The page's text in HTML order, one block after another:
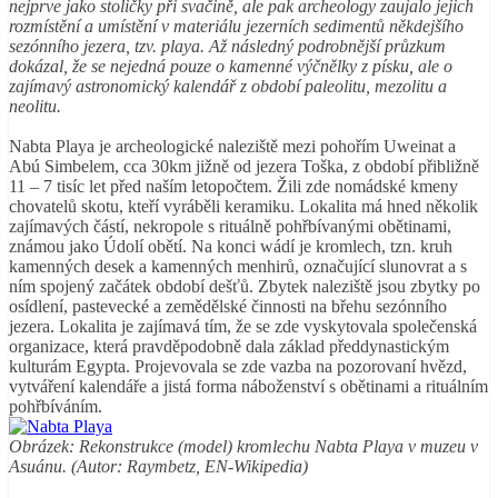
nejprve jako stoličky při svačině, ale pak archeology zaujalo jejich
rozmístění a umístění v materiálu jezerních sedimentů někdejšího
sezónního jezera, tzv. playa. Až následný podrobnější průzkum
dokázal, že se nejedná pouze o kamenné výčnělky z písku, ale o
zajímavý astronomický kalendář z období paleolitu, mezolitu a
neolitu.
Nabta Playa je archeologické naleziště mezi pohořím Uweinat a
Abú Simbelem, cca 30km jižně od jezera Toška, z období přibližně
11 – 7 tisíc let před naším letopočtem. Žili zde nomádské kmeny
chovatelů skotu, kteří vyráběli keramiku. Lokalita má hned několik
zajímavých částí, nekropole s rituálně pohřbívanými obětinami,
známou jako Údolí obětí. Na konci wádí je kromlech, tzn. kruh
kamenných desek a kamenných menhirů, označující slunovrat a s
ním spojený začátek období dešťů. Zbytek naleziště jsou zbytky po
osídlení, pastevecké a zemědělské činnosti na břehu sezónního
jezera. Lokalita je zajímavá tím, že se zde vyskytovala společenská
organizace, která pravděpodobně dala základ předdynastickým
kulturám Egypta. Projevovala se zde vazba na pozorovaní hvězd,
vytváření kalendáře a jistá forma náboženství s obětinami a rituálním
pohřbíváním.
Obrázek: Rekonstrukce (model) kromlechu Nabta Playa v muzeu v
Asuánu. (Autor: Raymbetz, EN-Wikipedia)